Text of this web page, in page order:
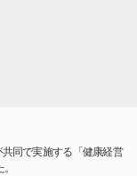
同で実施する「健康経営